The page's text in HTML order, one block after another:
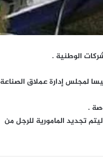
لمجلس إدارة عملاق الصناعة
.
تجديد المامورية للرجل من